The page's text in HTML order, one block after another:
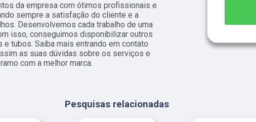
da empresa com ótimos profissionais e
sempre a satisfação do cliente e a
Desenvolvemos cada trabalho de uma
isso, conseguimos disponibilizar outros
tubos. Saiba mais entrando em contato
as suas dúvidas sobre os serviços e
com a melhor marca.
Pesquisas relacionadas